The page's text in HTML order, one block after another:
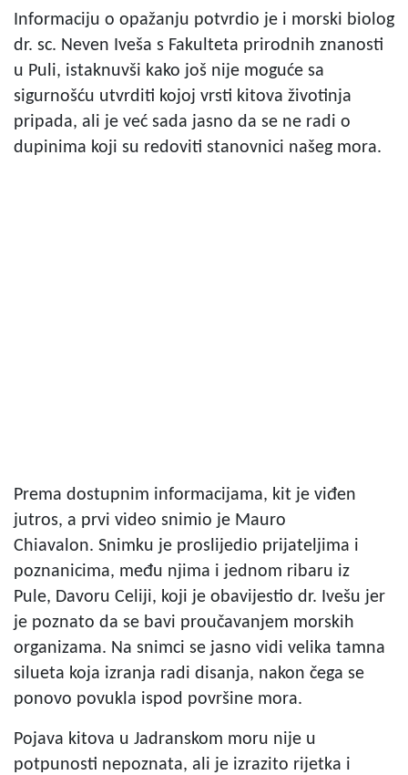
Informaciju o opažanju potvrdio je i morski biolog
dr. sc. Neven Iveša s Fakulteta prirodnih znanosti
u Puli, istaknuvši kako još nije moguće sa
sigurnošću utvrditi kojoj vrsti kitova životinja
pripada, ali je već sada jasno da se ne radi o
dupinima koji su redoviti stanovnici našeg mora.
Prema dostupnim informacijama, kit je viđen
jutros, a prvi video snimio je Mauro
Chiavalon. Snimku je proslijedio prijateljima i
poznanicima, među njima i jednom ribaru iz
Pule, Davoru Celiji, koji je obavijestio dr. Ivešu jer
je poznato da se bavi proučavanjem morskih
organizama. Na snimci se jasno vidi velika tamna
silueta koja izranja radi disanja, nakon čega se
ponovo povukla ispod površine mora.
Pojava kitova u Jadranskom moru nije u
potpunosti nepoznata, ali je izrazito rijetka i